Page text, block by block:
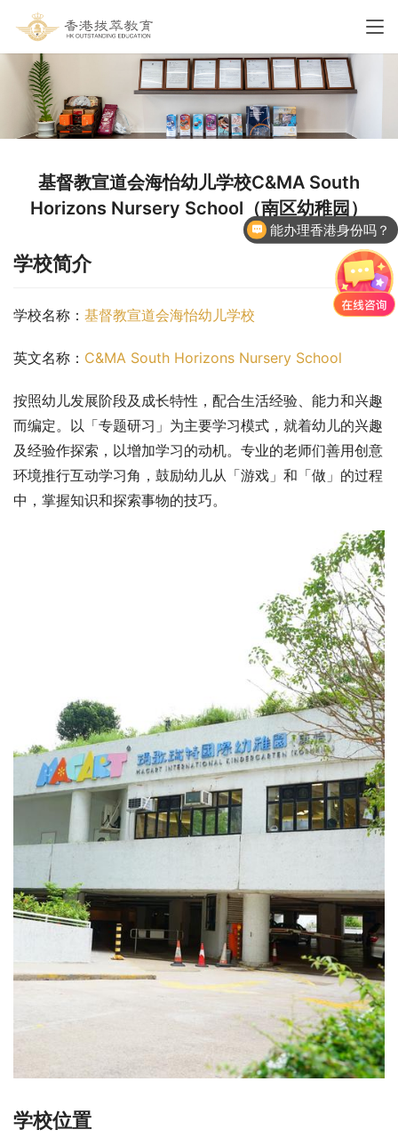
基督教宣道会海怡幼儿学校C&MA South
Horizons Nursery School（南区幼稚园）
学校简介
学校名称： 基督教宣道会海怡幼儿学校
英文名称： C&MA South Horizons Nursery School
按照幼儿发展阶段及成长特性，配合生活经验、能力和兴趣
而编定。以「专题研习」为主要学习模式，就着幼儿的兴趣
及经验作探索，以增加学习的动机。专业的老师们善用创意
环境推行互动学习角，鼓励幼儿从「游戏」和「做」的过程
中，掌握知识和探索事物的技巧。
学校位置
能办理香港身份吗？